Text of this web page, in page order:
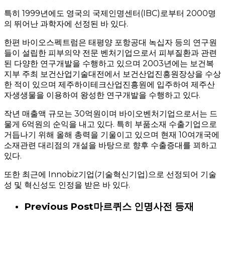
특히 1999년에도 영국의 국제인명센터(IBC)로부터 2000명
의 뛰어난 과학자에 선정된 바 있다.
한편 바이오스펙트럼은 태평양 포항공대 녹십자 등의 연구원
들이 설립한 피부의약 전문 벤처기업으로서 피부질환과 관련
된 다양한 연구개발을 수행하고 있으며 2003년에는 보건복
지부 주최 보건산업기술대전에서 보건산업진흥원장상을 수상
한 적이 있으며 제주하이테크산업진흥원에 입주하여 제주산
자생생물을 이용하여 왕성한 연구개발을 수행하고 있다.
작년 매출액 규모는 30억원이며 바이오벤처기업으로서는 드
물게 6억원의 순익을 내고 있다. 특히 부품소재 수출기업으로
거듭나기 위해 올해 총력을 기울이고 있으며 현재 10여개국에
소재관련 대리점의 개설을 바탕으로 향후 수출증대를 꾀하고
있다.
또한 최근에 Innobiz기업(기술혁신기업)으로 선정되어 기술
성 및 혁신성도 인정을 받은 바 있다.
Previous Post마르퀴스 인명사전 등재